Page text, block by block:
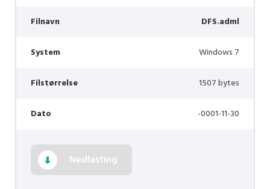
Filnavn DFS.adml
System Windows 7
Filstørrelse 1507 bytes
Dato -0001-11-30
Nedlasting